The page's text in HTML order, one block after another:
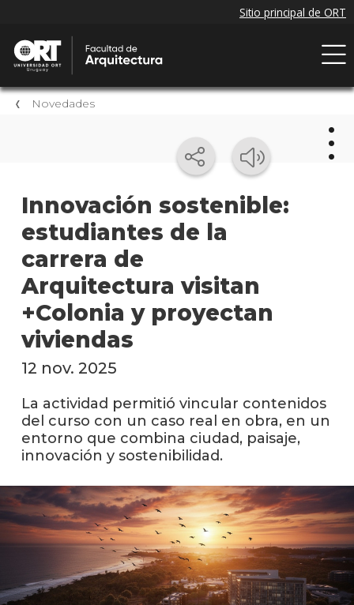
Novedades
Innovación sostenible:
estudiantes de la
carrera de
Arquitectura visitan
+Colonia y proyectan
viviendas
de
La
en
los
12 nov. 2025
La actividad permitió vincular contenidos
del curso con un caso real en obra, en un
entorno que combina ciudad, paisaje,
innovación y sostenibilidad.